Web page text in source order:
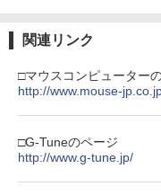
関連リンク
□マウスコンピューター
http://www.mouse-
□G-Tuneのページ
http://www.g-tune.jp/